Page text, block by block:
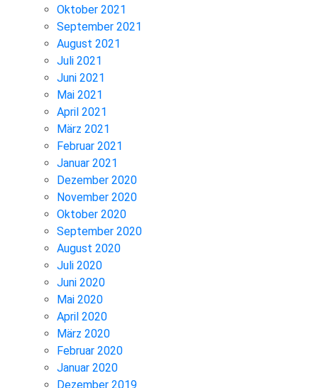
Oktober 2021
September 2021
August 2021
Juli 2021
Juni 2021
Mai 2021
April 2021
März 2021
Februar 2021
Januar 2021
Dezember 2020
November 2020
Oktober 2020
September 2020
August 2020
Juli 2020
Juni 2020
Mai 2020
April 2020
März 2020
Februar 2020
Januar 2020
Dezember 2019